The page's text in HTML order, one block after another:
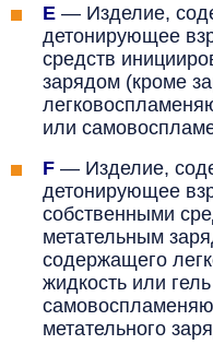
E — Изделие,
детонирующее
средств
зарядом (кроме
или
F — Изделие,
детонирующее
собственными
метательным
содержащего
жидкость или
метательного